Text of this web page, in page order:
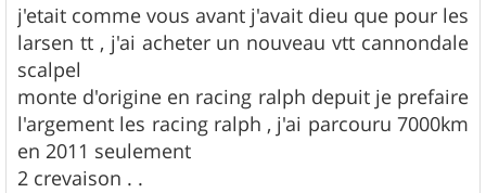
s
s
a
g
e
j'etait comme vous avant j'avait dieu que pour les
larsen tt , j'ai acheter un nouveau vtt cannondale
scalpel
monte d'origine en racing ralph depuit je prefaire
l'argement les racing ralph , j'ai parcouru 7000km
en 2011 seulement
2 crevaison . .